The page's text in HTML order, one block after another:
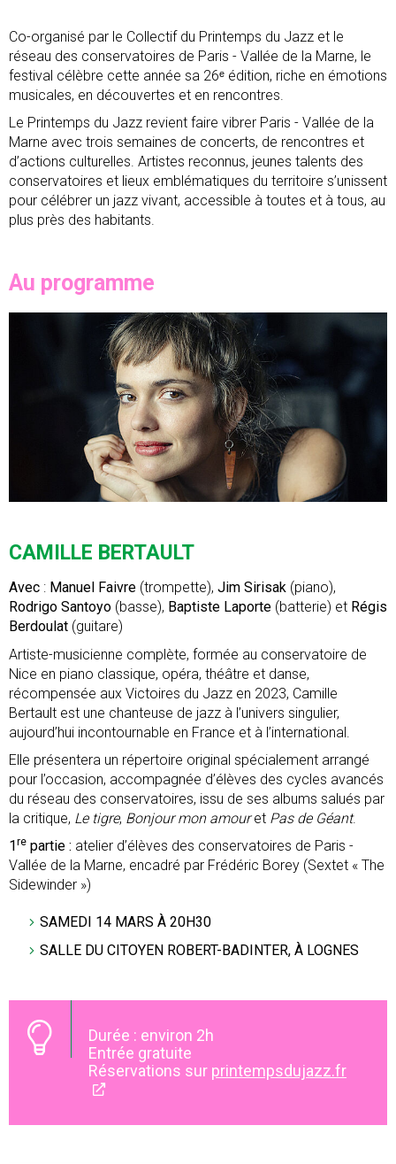
Co-organisé par le Collectif du Printemps du Jazz et le
réseau des conservatoires de Paris - Vallée de la Marne, le
festival célèbre cette année sa 26ᵉ édition, riche en émotions
musicales, en découvertes et en rencontres.
Le Printemps du Jazz revient faire vibrer Paris - Vallée de la
Marne avec trois semaines de concerts, de rencontres et
d’actions culturelles. Artistes reconnus, jeunes talents des
conservatoires et lieux emblématiques du territoire s’unissent
pour célébrer un jazz vivant, accessible à toutes et à tous, au
plus près des habitants.
Au programme
CAMILLE BERTAULT
Avec : Manuel Faivre (trompette), Jim Sirisak (piano),
Rodrigo Santoyo (basse), Baptiste Laporte (batterie) et Régis
Berdoulat (guitare)
Artiste-musicienne complète, formée au conservatoire de
Nice en piano classique, opéra, théâtre et danse,
récompensée aux Victoires du Jazz en 2023, Camille
Bertault est une chanteuse de jazz à l’univers singulier,
aujourd’hui incontournable en France et à l’international.
Elle présentera un répertoire original spécialement arrangé
pour l’occasion, accompagnée d’élèves des cycles avancés
du réseau des conservatoires, issu de ses albums salués par
la critique, Le tigre, Bonjour mon amouret Pas de Géant.
1 re partie : atelier d’élèves des conservatoires de Paris -
Vallée de la Marne, encadré par Frédéric Borey (Sextet « The
Sidewinder »)
SAMEDI 14 MARS À 20H30
SALLE DU CITOYEN ROBERT-BADINTER, À LOGNES
Durée : environ 2h
Entrée gratuite
Réservations sur printempsdujazz.fr